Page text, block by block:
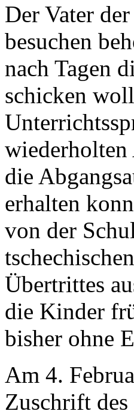
Der Vater
besuchen
nach Tagen
schicken
wiederholten
die
erhalten
von der
Übertrittes
die Kinder
bisher ohne
Am 4.
Zuschrift des